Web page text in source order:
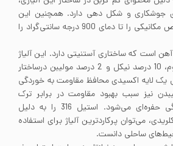
جوشکاری و شکل دهی دارد. همچنین این
آلیاژ قابلیت پایداری خواص مکانیکی را تا دمای 900 درجه سانتی‌گراد را
پایه آهن است که ساختاری آستنیتی دارد. این آلیاژ
حدود 16 تا 18 درصد کروم، 10 درصد نیکل و 2 درصد مولیبن درساختار
یک لایه اکسیدی محافظ مقاومت به خوردگی
نیز سبب بهبود مقاومت در برابر ترک
خوردگی تنشی و خوردگی حفره‌ای می‌شود. استیل 316 را به دلیل
می‌توان پرکاردترین آلیاژ برای استفاده
ساحلی دانست.